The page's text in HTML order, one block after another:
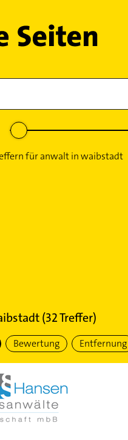
(32Treffer)
Bewertung Entfernung